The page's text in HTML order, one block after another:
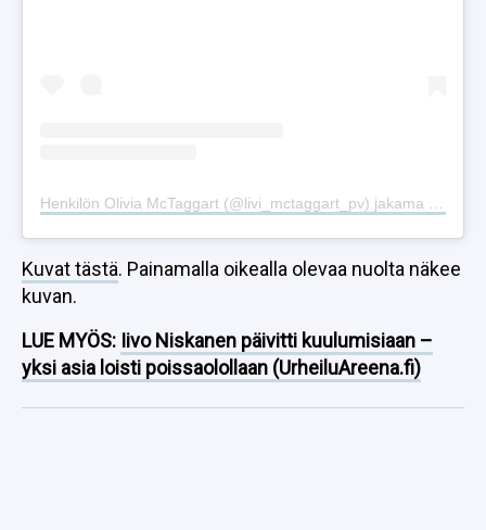
Kuvat tästä. Painamalla oikealla olevaa nuolta näkee
kuvan.
LUE MYÖS: Iivo Niskanen päivitti kuulumisiaan –
yksi asia loisti poissaolollaan (UrheiluAreena.fi)